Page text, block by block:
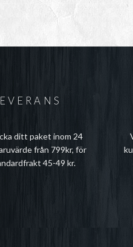
ditt paket inom 24
från 799kr, för
45-49 kr.